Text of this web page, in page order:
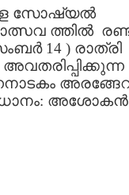
സോഷ്യല്‍
ത്തില്‍
14 ) രാത്രി
അശോകന്‍